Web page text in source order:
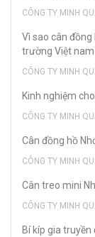
CÔNG TY MINH
Vì sao cân
trường Việt nam
CÔNG TY MINH
Kinh nghiệm
CÔNG TY MINH
Cân đồng hồ
CÔNG TY MINH
Cân treo mini
CÔNG TY MINH
Bí kíp gia